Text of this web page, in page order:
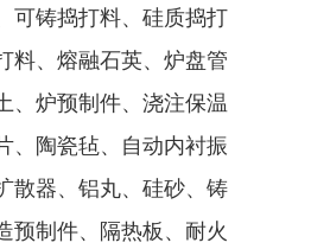
可铸捣打料、硅质捣打
料、熔融石英、炉盘管
、炉预制件、浇注保温
、陶瓷毡、自动内衬振
散器、铝丸、硅砂、铸
预制件、隔热板、耐火